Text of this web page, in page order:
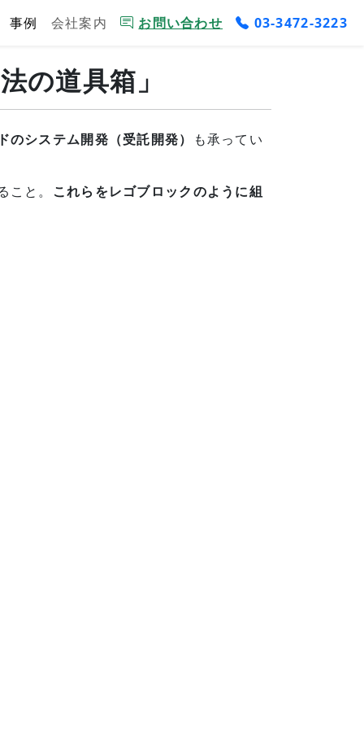
事例 会社案内 お問い合わせ 03-3472-3223
の道具箱」
のシステム開発（受託開発）
も承ってい
こと。
これらをレゴブロックのように組